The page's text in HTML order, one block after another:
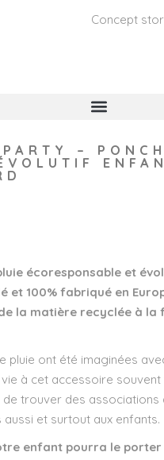
–
écoresponsable et
et 100% fabriqué en
la matière recyclée à la
pluie ont été imaginées
à cet accessoire
trouver des associations
aussi et surtout aux enfants.
enfant pourra le porter